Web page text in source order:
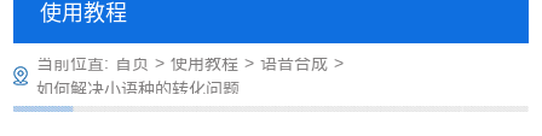
使用教程
当前位置: 首页 > 使用教程 > 语音合成 >
如何解决小语种的转化问题